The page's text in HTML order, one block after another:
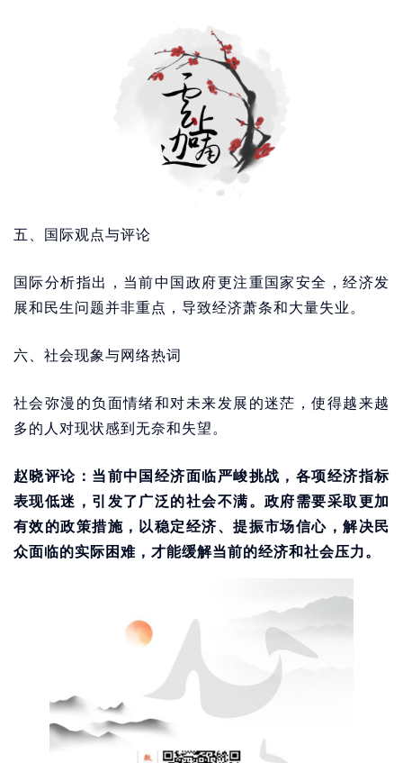
五、国际观点与评论
国际分析指出，当前中国政府更注重国家安全，经济发
展和民生问题并非重点，导致经济萧条和大量失业。
六、社会现象与网络热词
社会弥漫的负面情绪和对未来发展的迷茫，使得越来越
多的人对现状感到无奈和失望。
赵晓评论：当前中国经济面临严峻挑战，各项经济指标
表现低迷，引发了广泛的社会不满。政府需要采取更加
有效的政策措施，以稳定经济、提振市场信心，解决民
众面临的实际困难，才能缓解当前的经济和社会压力。